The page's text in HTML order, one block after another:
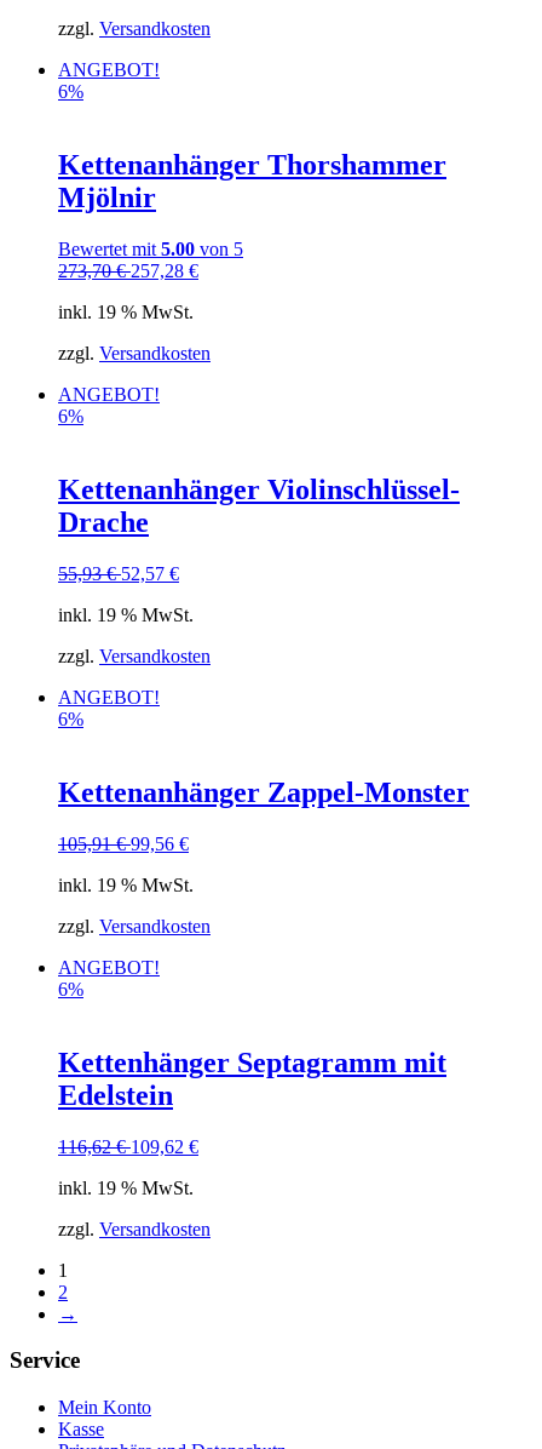
zzgl. Versandkosten
ANGEBOT!
6%
Kettenanhänger Thorshammer
Mjölnir
Bewertet mit 5.00 von 5
273,70€ 257,28 €
inkl. 19 % MwSt.
zzgl. Versandkosten
ANGEBOT!
6%
Kettenanhänger Violinschlüssel-
Drache
55,93€ 52,57 €
inkl. 19 % MwSt.
zzgl. Versandkosten
ANGEBOT!
6%
Kettenanhänger Zappel-Monster
105,91€ 99,56 €
inkl. 19 % MwSt.
zzgl. Versandkosten
ANGEBOT!
6%
Kettenhänger Septagramm mit
Edelstein
116,62€ 109,62 €
inkl. 19 % MwSt.
zzgl. Versandkosten
1
2
→
Service
Mein Konto
Kasse